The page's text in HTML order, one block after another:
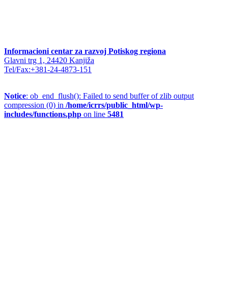
Informacioni centar za razvoj Potiskog regiona
Glavni trg 1, 24420 Kanjiža
Tel/Fax:+381-24-4873-151
Notice: ob_end_flush(): Failed to send buffer of zlib output
compression (0) in /home/icrrs/public_html/wp-
includes/functions.php on line 5481